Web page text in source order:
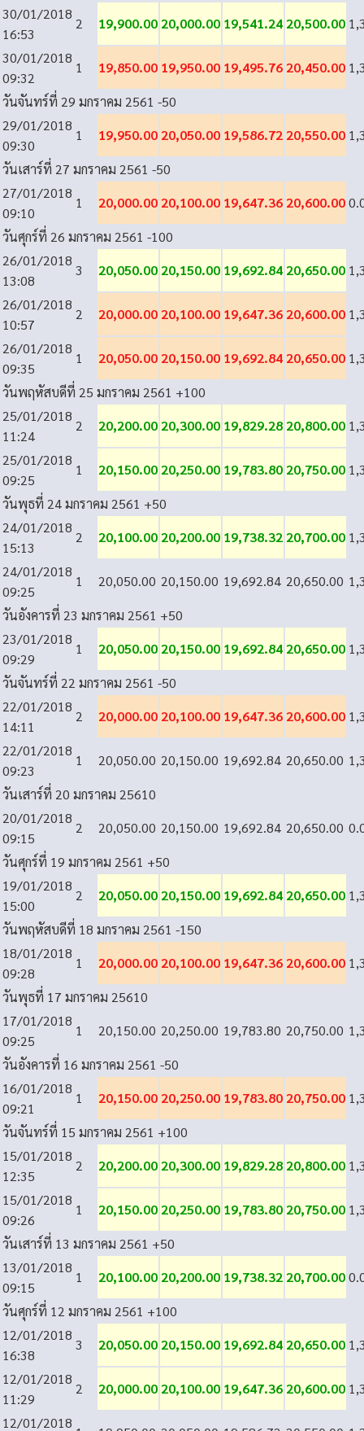
30/01/2018
16:53
2 19,900.00 20,000.00 19,541.24 20,500.00
30/01/2018
09:32
1 19,850.00 19,950.00 19,495.76 20,450.00
วันจันทร์ที่ 29 มกราคม 2561 -50
29/01/2018
09:30
1 19,950.00 20,050.00 19,586.72 20,550.00
วันเสาร์ที่ 27 มกราคม 2561 -50
27/01/2018
09:10
1 20,000.00 20,100.00 19,647.36 20,600.00
วันศุกร์ที่ 26 มกราคม 2561 -100
26/01/2018
13:08
3 20,050.00 20,150.00 19,692.84 20,650.00
26/01/2018
10:57
2 20,000.00 20,100.00 19,647.36 20,600.00
26/01/2018
09:35
1 20,050.00 20,150.00 19,692.84 20,650.00
วันพฤหัสบดีที่ 25 มกราคม 2561 +100
25/01/2018
11:24
2 20,200.00 20,300.00 19,829.28 20,800.00
25/01/2018
09:25
1 20,150.00 20,250.00 19,783.80 20,750.00
วันพุธที่ 24 มกราคม 2561 +50
24/01/2018
15:13
2 20,100.00 20,200.00 19,738.32 20,700.00
24/01/2018
09:25
1 20,050.00 20,150.00 19,692.84 20,650.00
วันอังคารที่ 23 มกราคม 2561 +50
23/01/2018
09:29
1 20,050.00 20,150.00 19,692.84 20,650.00
วันจันทร์ที่ 22 มกราคม 2561 -50
22/01/2018
14:11
2 20,000.00 20,100.00 19,647.36 20,600.00
22/01/2018
09:23
1 20,050.00 20,150.00 19,692.84 20,650.00
วันเสาร์ที่ 20 มกราคม 25610
20/01/2018
09:15
2 20,050.00 20,150.00 19,692.84 20,650.00
วันศุกร์ที่ 19 มกราคม 2561 +50
19/01/2018
15:00
2 20,050.00 20,150.00 19,692.84 20,650.00
วันพฤหัสบดีที่ 18 มกราคม 2561 -150
18/01/2018
09:28
1 20,000.00 20,100.00 19,647.36 20,600.00
วันพุธที่ 17 มกราคม 25610
17/01/2018
09:25
1 20,150.00 20,250.00 19,783.80 20,750.00
วันอังคารที่ 16 มกราคม 2561 -50
16/01/2018
09:21
1 20,150.00 20,250.00 19,783.80 20,750.00
วันจันทร์ที่ 15 มกราคม 2561 +100
15/01/2018
12:35
2 20,200.00 20,300.00 19,829.28 20,800.00
15/01/2018
09:26
1 20,150.00 20,250.00 19,783.80 20,750.00
วันเสาร์ที่ 13 มกราคม 2561 +50
13/01/2018
09:15
1 20,100.00 20,200.00 19,738.32 20,700.00
วันศุกร์ที่ 12 มกราคม 2561 +100
12/01/2018
16:38
3 20,050.00 20,150.00 19,692.84 20,650.00
12/01/2018
11:29
2 20,000.00 20,100.00 19,647.36 20,600.00
12/01/2018